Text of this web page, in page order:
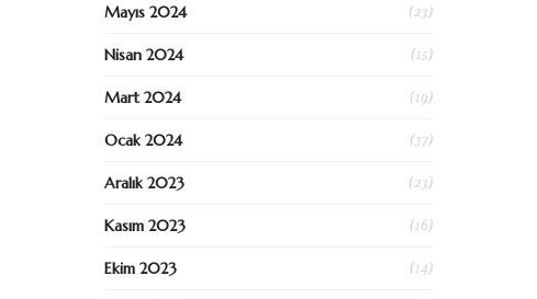
Mayıs 2024 (23)
Nisan 2024 (15)
Mart 2024 (19)
Ocak 2024 (37)
Aralık 2023 (23)
Kasım 2023 (16)
Ekim 2023 (14)